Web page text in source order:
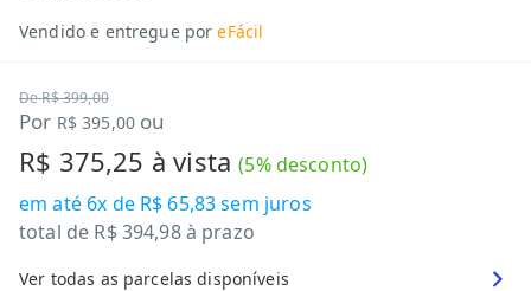
Vendido e entregue por eFácil
DeR$ 399,00
Por R$ 395,00 ou
R$ 375,25 à vista(5% desconto)
em até 6x de R$ 65,83sem juros
total de R$ 394,98à prazo
Ver todas as parcelas disponíveis